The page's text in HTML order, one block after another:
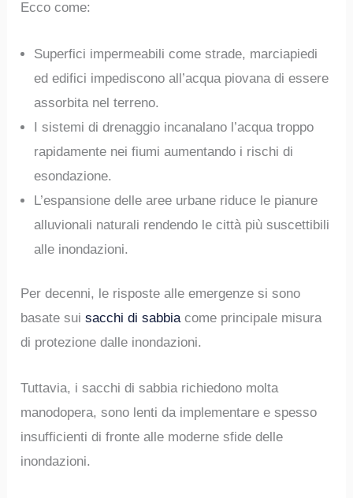
Ecco come:
Superfici impermeabili come strade, marciapiedi
ed edifici impediscono all’acqua piovana di essere
assorbita nel terreno.
I sistemi di drenaggio incanalano l’acqua troppo
rapidamente nei fiumi aumentando i rischi di
esondazione.
L’espansione delle aree urbane riduce le pianure
alluvionali naturali rendendo le città più suscettibili
alle inondazioni.
Per decenni, le risposte alle emergenze si sono
basate suisacchi di sabbiacome principale misura
di protezione dalle inondazioni.
Tuttavia, i sacchi di sabbia richiedono molta
manodopera, sono lenti da implementare e spesso
insufficienti di fronte alle moderne sfide delle
inondazioni.